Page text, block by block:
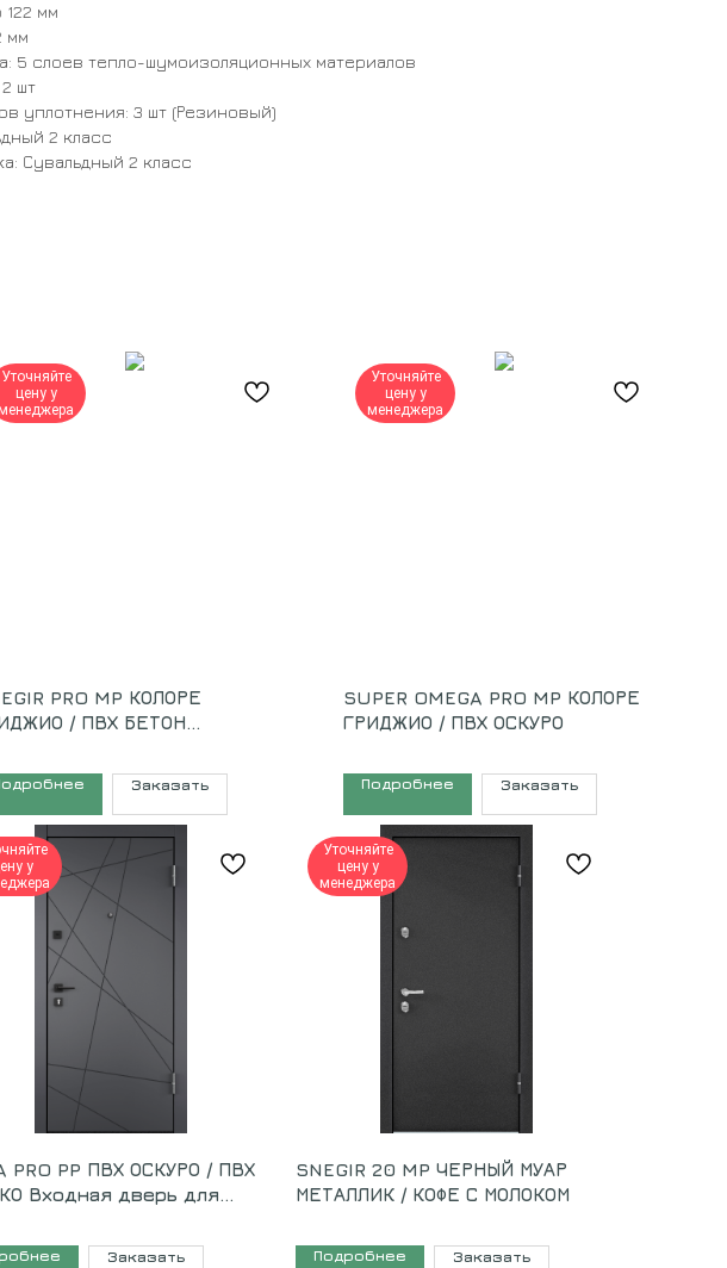
122 мм
мм
5 слоев тепло-шумоизоляционных материалов
шт
уплотнения: 3 шт (Резиновый)
2 класс
Сувальдный 2 класс
Уточняйте
цену у
менеджера
PRO MP КОЛОРЕ
/ ПВХ БЕТОН
Заказать
Уточняйте
цену у
менеджера
SUPER OMEGA PRO MP КОЛОРЕ
ГРИДЖИО / ПВХ ОСКУРО
Подробнее Заказать
у
PRO PP ПВХ ОСКУРО / ПВХ
Входная дверь для
Заказать
Уточняйте
цену у
менеджера
SNEGIR 20 MP ЧЕРНЫЙ МУАР
МЕТАЛЛИК / КОФЕ С МОЛОКОМ
Подробнее Заказать